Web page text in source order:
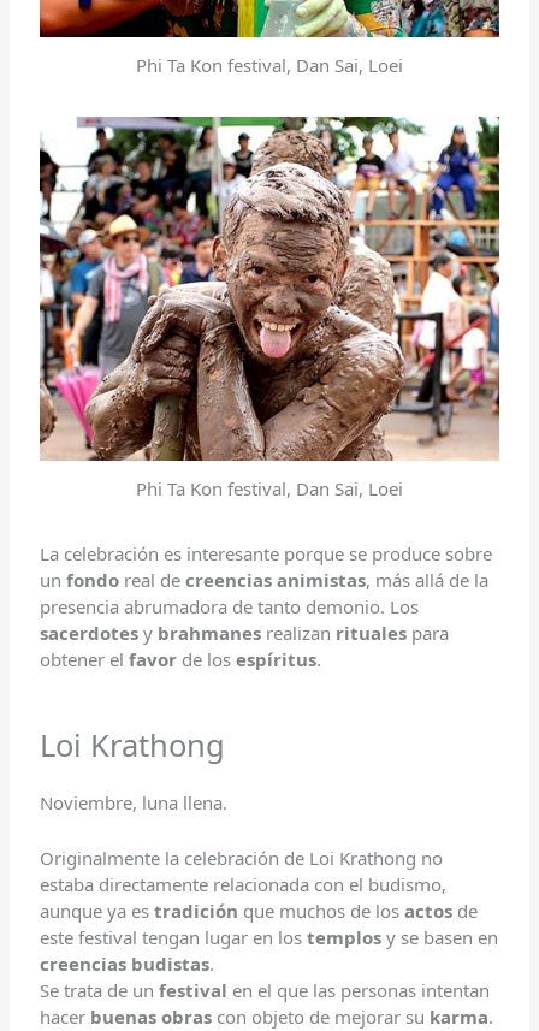
Phi Ta Kon festival, Dan Sai, Loei
Phi Ta Kon festival, Dan Sai, Loei
La celebración es interesante porque se produce sobre
un fondo real decreencias animistas, más allá de la
presencia abrumadora de tanto demonio. Los
sacerdotes y brahmanes realizan rituales para
obtener elfavor de losespíritus.
Loi Krathong
Noviembre, luna llena.
Originalmente la celebración de Loi Krathong no
estaba directamente relacionada con el budismo,
aunque ya estradición que muchos de losactos de
este festival tengan lugar en lostemplos y se basen en
creencias budistas.
Se trata de unfestival en el que las personas intentan
hacer buenas obras con objeto de mejorar su karma.